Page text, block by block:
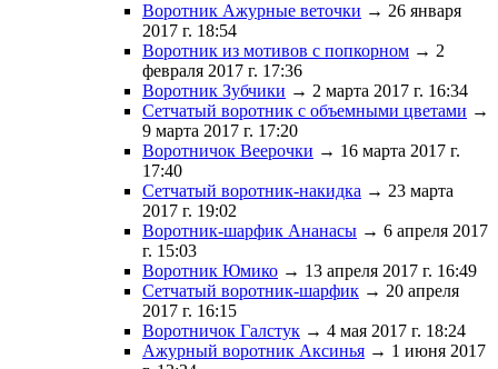
Воротник Ажурные веточки → 26 января
2017 г. 18:54
Воротник из мотивов с попкорном → 2
февраля 2017 г. 17:36
Воротник Зубчики → 2 марта 2017 г. 16:34
Сетчатый воротник с объемными цветами →
9 марта 2017 г. 17:20
Воротничок Веерочки → 16 марта 2017 г.
17:40
Сетчатый воротник-накидка → 23 марта
2017 г. 19:02
Воротник-шарфик Ананасы → 6 апреля 2017
г. 15:03
Воротник Юмико → 13 апреля 2017 г. 16:49
Сетчатый воротник-шарфик → 20 апреля
2017 г. 16:15
Воротничок Галстук → 4 мая 2017 г. 18:24
Ажурный воротник Аксинья → 1 июня 2017